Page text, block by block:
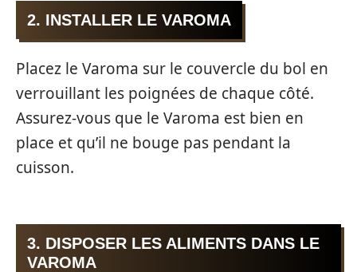
2. INSTALLER LE VAROMA
Placez le Varoma sur le couvercle du bol en
verrouillant les poignées de chaque côté.
Assurez-vous que le Varoma est bien en
place et qu’il ne bouge pas pendant la
cuisson.
3. DISPOSER LES ALIMENTS DANS LE
VAROMA